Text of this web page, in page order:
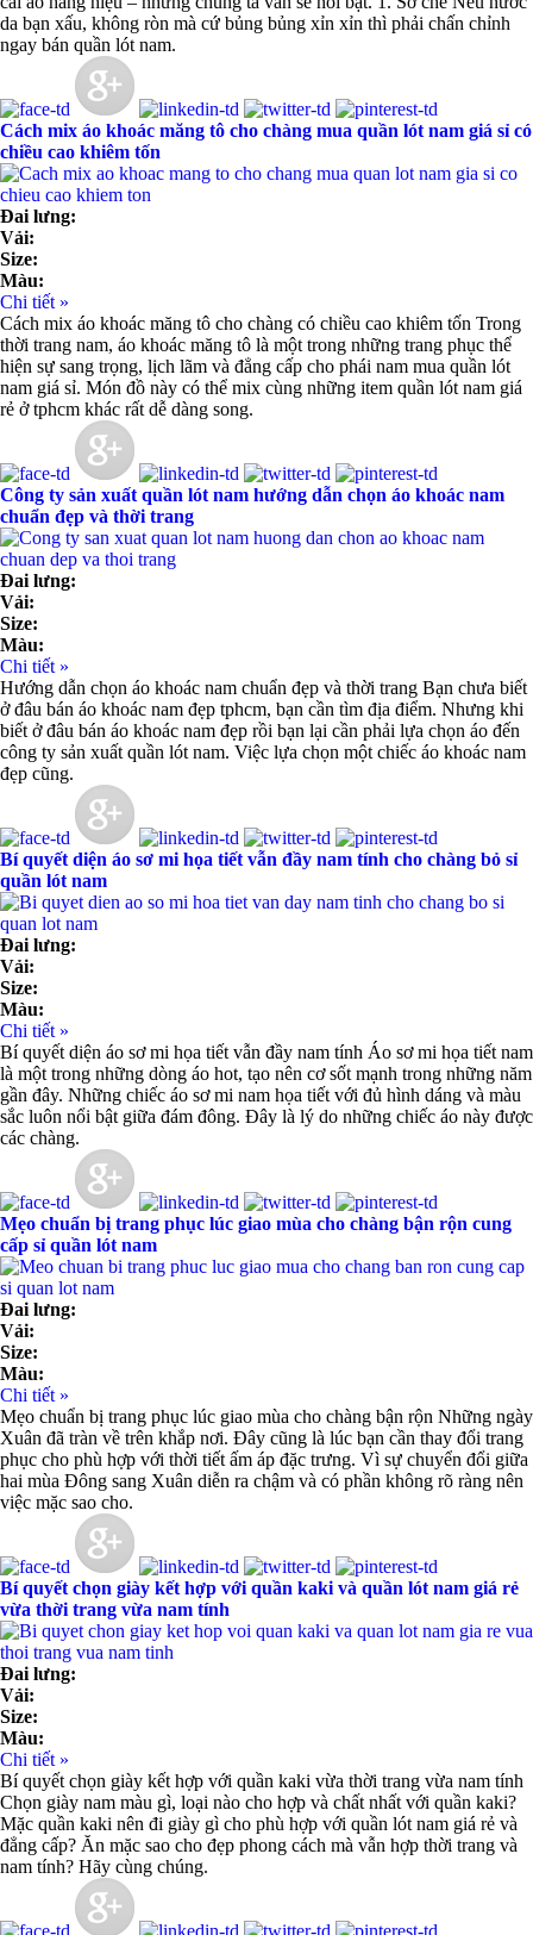
da bạn xấu, không ròn mà cứ bủng bủng xỉn xỉn thì phải chấn chỉnh
ngay bán quần lót nam.
Cách mix áo khoác măng tô cho chàng mua quần lót nam giá sỉ có
chiều cao khiêm tốn
Đai lưng:
Vải:
Size:
Màu:
Chi tiết »
Cách mix áo khoác măng tô cho chàng có chiều cao khiêm tốn Trong
thời trang nam, áo khoác măng tô là một trong những trang phục thể
hiện sự sang trọng, lịch lãm và đẳng cấp cho phái nam mua quần lót
nam giá sỉ. Món đồ này có thể mix cùng những item quần lót nam giá
rẻ ở tphcm khác rất dễ dàng song.
Công ty sản xuất quần lót nam hướng dẫn chọn áo khoác nam
chuẩn đẹp và thời trang
Đai lưng:
Vải:
Size:
Màu:
Chi tiết »
Hướng dẫn chọn áo khoác nam chuẩn đẹp và thời trang Bạn chưa biết
ở đâu bán áo khoác nam đẹp tphcm, bạn cần tìm địa điểm. Nhưng khi
biết ở đâu bán áo khoác nam đẹp rồi bạn lại cần phải lựa chọn áo đến
công ty sản xuất quần lót nam. Việc lựa chọn một chiếc áo khoác nam
đẹp cũng.
Bí quyết diện áo sơ mi họa tiết vẫn đầy nam tính cho chàng bỏ sỉ
quần lót nam
Đai lưng:
Vải:
Size:
Màu:
Chi tiết »
Bí quyết diện áo sơ mi họa tiết vẫn đầy nam tính Áo sơ mi họa tiết nam
là một trong những dòng áo hot, tạo nên cơ sốt mạnh trong những năm
gần đây. Những chiếc áo sơ mi nam họa tiết với đủ hình dáng và màu
sắc luôn nổi bật giữa đám đông. Đây là lý do những chiếc áo này được
các chàng.
Mẹo chuẩn bị trang phục lúc giao mùa cho chàng bận rộn cung
cấp sỉ quần lót nam
Đai lưng:
Vải:
Size:
Màu:
Chi tiết »
Mẹo chuẩn bị trang phục lúc giao mùa cho chàng bận rộn Những ngày
Xuân đã tràn về trên khắp nơi. Đây cũng là lúc bạn cần thay đổi trang
phục cho phù hợp với thời tiết ấm áp đặc trưng. Vì sự chuyển đổi giữa
hai mùa Đông sang Xuân diễn ra chậm và có phần không rõ ràng nên
việc mặc sao cho.
Bí quyết chọn giày kết hợp với quần kaki và quần lót nam giá rẻ
vừa thời trang vừa nam tính
Đai lưng:
Vải:
Size:
Màu:
Chi tiết »
Bí quyết chọn giày kết hợp với quần kaki vừa thời trang vừa nam tính
Chọn giày nam màu gì, loại nào cho hợp và chất nhất với quần kaki?
Mặc quần kaki nên đi giày gì cho phù hợp với quần lót nam giá rẻ và
đẳng cấp? Ăn mặc sao cho đẹp phong cách mà vẫn hợp thời trang và
nam tính? Hãy cùng chúng.